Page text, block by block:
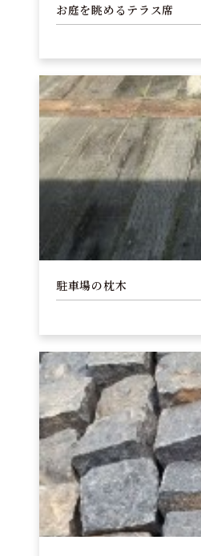
お庭を眺めるテラス席
駐車場の枕木